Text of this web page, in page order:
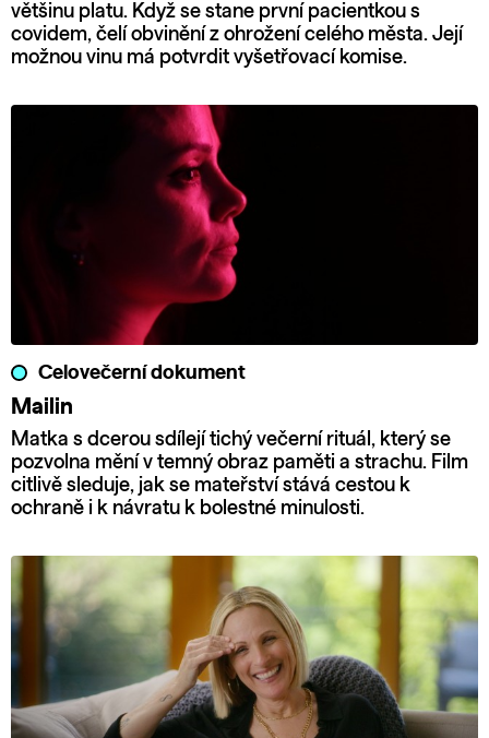
většinu platu. Když se stane první pacientkou s
covidem, čelí obvinění z ohrožení celého města. Její
možnou vinu má potvrdit vyšetřovací komise.
Celovečerní dokument
Mailin
Matka s dcerou sdílejí tichý večerní rituál, který se
pozvolna mění v temný obraz paměti a strachu. Film
citlivě sleduje, jak se mateřství stává cestou k
ochraně i k návratu k bolestné minulosti.